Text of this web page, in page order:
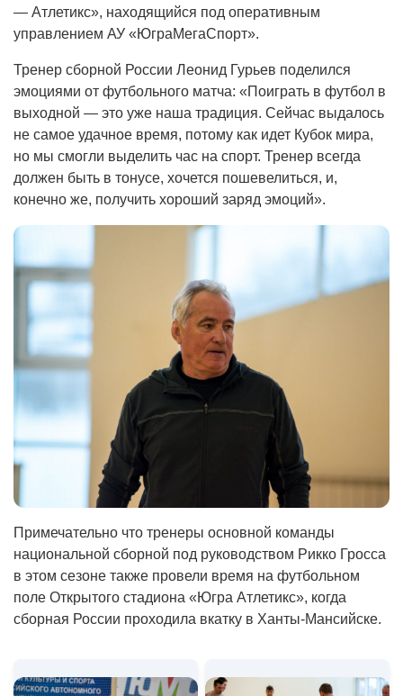
— Атлетикс», находящийся под оперативным
управлением АУ «ЮграМегаСпорт».
Тренер сборной России Леонид Гурьев поделился
эмоциями от футбольного матча: «Поиграть в футбол в
выходной — это уже наша традиция. Сейчас выдалось
не самое удачное время, потому как идет Кубок мира,
но мы смогли выделить час на спорт. Тренер всегда
должен быть в тонусе, хочется пошевелиться, и,
конечно же, получить хороший заряд эмоций».
Примечательно что тренеры основной команды
национальной сборной под руководством Рикко Гросса
в этом сезоне также провели время на футбольном
поле Открытого стадиона «Югра Атлетикс», когда
сборная России проходила вкатку в Ханты-Мансийске.